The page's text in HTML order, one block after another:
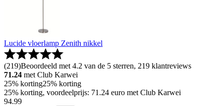
Lucide vloerlamp Zenith nikkel
(219)Beoordeeld met 4.2 van de 5 sterren, 219 klantreviews
71.24 met Club Karwei
25% korting25% korting
25% korting, voordeelprijs: 71.24 euro met Club Karwei
94.99